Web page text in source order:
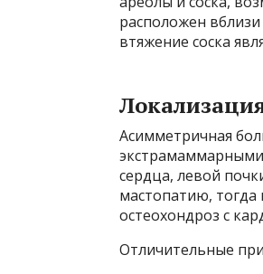
расположен
втяжение соска
Асимметричная
сердца, левой
мастопатию, тогда
остеохондроз с
Отличительные